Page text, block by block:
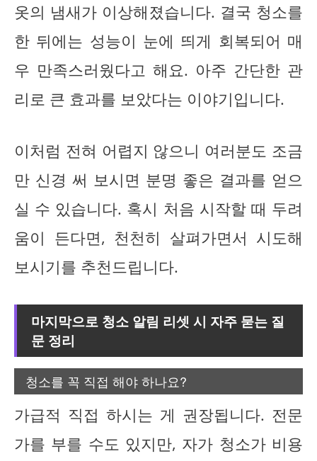
옷의 냄새가 이상해졌습니다. 결국 청소를
한 뒤에는 성능이 눈에 띄게 회복되어 매
우 만족스러웠다고 해요. 아주 간단한 관
리로 큰 효과를 보았다는 이야기입니다.
이처럼 전혀 어렵지 않으니 여러분도 조금
만 신경 써 보시면 분명 좋은 결과를 얻으
실 수 있습니다. 혹시 처음 시작할 때 두려
움이 든다면, 천천히 살펴가면서 시도해
보시기를 추천드립니다.
마지막으로 청소 알림 리셋 시 자주 묻는 질
문 정리
청소를 꼭 직접 해야 하나요?
가급적 직접 하시는 게 권장됩니다. 전문
가를 부를 수도 있지만, 자가 청소가 비용